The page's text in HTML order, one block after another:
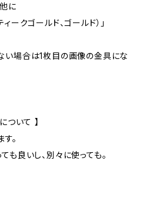
に
ークゴールド、ゴールド）」
い場合は1枚目の画像の金具にな
ついて 】
。
も良いし、別々に使っても。